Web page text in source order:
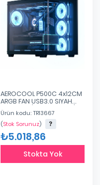
AEROCOOL P500C 4x12CM
ARGB FAN USB3.0 SIYAH
ATX KASA (AE-P500C-BK)
Ürün kodu: TR13667
(Stok Sorunuz)
₺5.018,86
Stokta Yok